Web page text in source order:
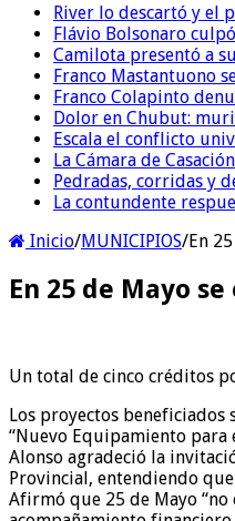
River lo descartó y el
Flávio Bolsonaro
Camilota presentó a
Franco Mastantuono
Franco Colapinto
Dolor en Chubut:
Escala el conflicto
La Cámara de
Pedradas, corridas y
La contundente
Inicio/MUNICIPIOS/En
En 25 de Mayo
Un total de cinco créditos
Los proyectos beneficiados
“Nuevo Equipamiento
Alonso agradeció la
Provincial, entendiendo
Afirmó que 25 de Mayo